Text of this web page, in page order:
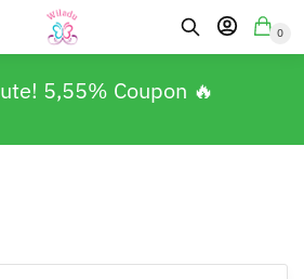
0
5,55% Coupon 🔥